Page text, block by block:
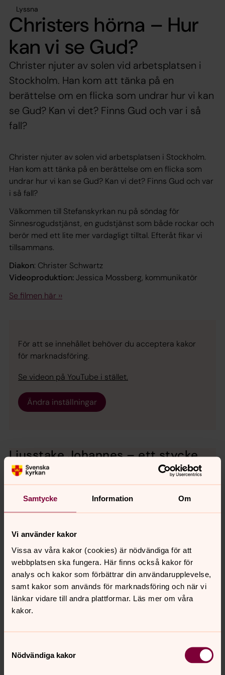
Samtycke Information Om
Vi använder kakor
Vissa av våra kakor (cookies) är nödvändiga för att
webbplatsen ska fungera. Här finns också kakor för
analys och kakor som förbättrar din användarupplevelse,
samt kakor som används för marknadsföring och när vi
länkar vidare till andra plattformar. Läs mer om våra
kakor.
Nödvändiga kakor
Lyssna
Christers hörna – Hur
kan vi se Gud?
Christer njuter av solen vid arbetsplatsen i
Stockholm. Han kom att tänka på en
berättelse om en flicka som undrar hur vi kan
se Gud? Kan vi det? Finns Gud och var i så
fall?
Christer njuter av solen vid arbetsplatsen i Stockholm.
Han kom att tänka på en berättelse om en flicka som
undrar hur vi kan se Gud? Kan vi det? Finns Gud och var
i så fall?
Välkommen till Stefanskyrkan nu på söndag för
Sinnesrogudstjänst, en gudstjänst som både rockar och
berör med ett lite mer vardagligt tilltal. Efteråt fikar vi
tillsammans.
Diakon: Christer Schwartz
Videoproduktion:Jessica Mossberg, kommunikatör
Se filmen här ››
För att se innehållet behöver du acceptera kakor
för marknadsföring.
Se videon på YouTube i stället.
Ändra inställningar
Ljusstake Johannes – ett stycke
historia!
En unik present att ge bort som bröllopsgåva,
doppresent, studentpresent, till någon som fyller jämnt
eller till dig själv! Köp en ljusstake och bidra till
skapats av takskifferplattor från S:t Johannes kyrka i
Segerbank, numrerade och helt unika i sitt slag.
Nyproducerade och antika på samma gång!
Träffpunkter
Till våra verksamheter och träffpunkter är alla välkomna,
och församlingslokaler, genom personliga möten och
samtal. Vi ser fram emot att dela dagen med dig. Vi ses!